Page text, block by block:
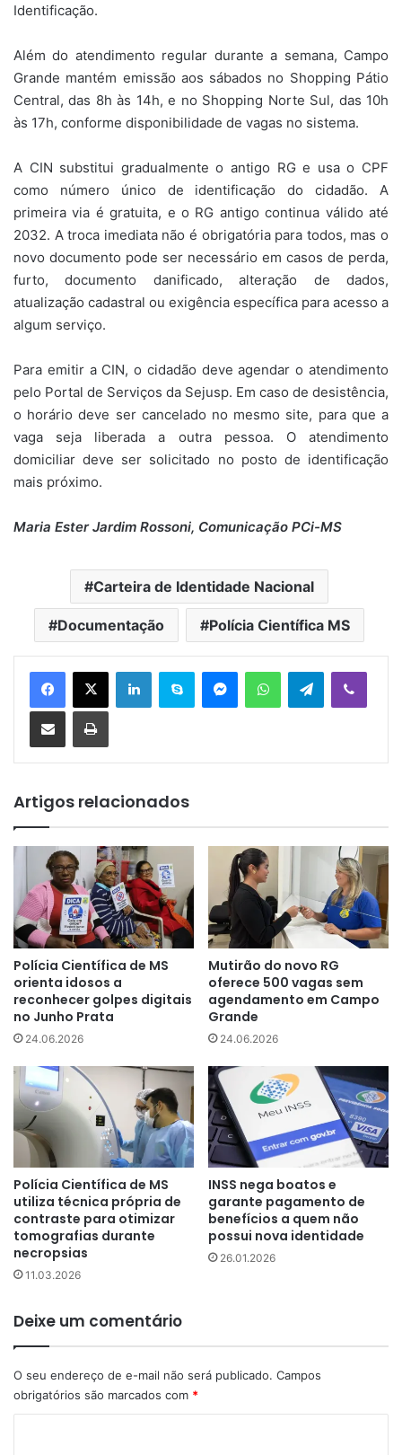
Identificação.
Além do atendimento regular durante a semana, Campo
Grande mantém emissão aos sábados no Shopping Pátio
Central, das 8h às 14h, e no Shopping Norte Sul, das 10h
às 17h, conforme disponibilidade de vagas no sistema.
A CIN substitui gradualmente o antigo RG e usa o CPF
como número único de identificação do cidadão. A
primeira via é gratuita, e o RG antigo continua válido até
2032. A troca imediata não é obrigatória para todos, mas o
novo documento pode ser necessário em casos de perda,
furto, documento danificado, alteração de dados,
atualização cadastral ou exigência específica para acesso a
algum serviço.
Para emitir a CIN, o cidadão deve agendar o atendimento
pelo Portal de Serviços da Sejusp. Em caso de desistência,
o horário deve ser cancelado no mesmo site, para que a
vaga seja liberada a outra pessoa. O atendimento
domiciliar deve ser solicitado no posto de identificação
mais próximo.
Maria Ester Jardim Rossoni, Comunicação PCi-MS
Carteira de Identidade Nacional
Documentação Polícia Científica MS
Telegram
Artigos relacionados
Polícia Científica de MS
orienta idosos a
reconhecer golpes digitais
no Junho Prata
24.06.2026
Mutirão do novo RG
oferece 500 vagas sem
agendamento em Campo
Grande
24.06.2026
Polícia Científica de MS
utiliza técnica própria de
contraste para otimizar
tomografias durante
necropsias
11.03.2026
INSS nega boatos e
garante pagamento de
benefícios a quem não
possui nova identidade
26.01.2026
Deixe um comentário
O seu endereço de e-mail não será publicado. Campos
obrigatórios são marcados com *